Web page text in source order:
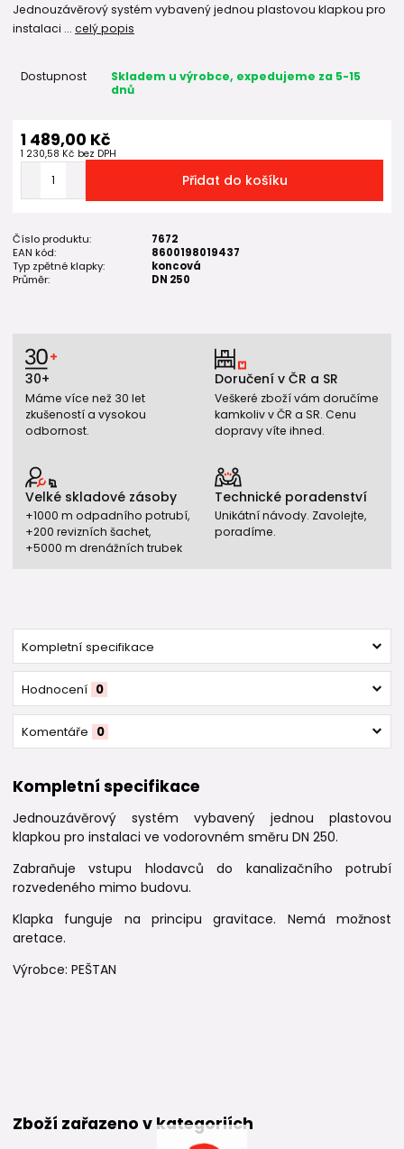
Jednouzávěrový systém vybavený jednou plastovou klapkou pro
instalaci ... celý popis
Dostupnost
Skladem u výrobce, expedujeme za 5-15
dnů
1 489,00 Kč
1 230,58 Kč bez DPH
Přidat do košíku
Číslo produktu:
7672
EAN kód:
8600198019437
Typ zpětné klapky:
koncová
Průměr:
DN 250
30+
Máme více než 30 let
zkušeností a vysokou
odbornost.
Doručení v ČR a SR
Veškeré zboží vám doručíme
kamkoliv v ČR a SR. Cenu
dopravy víte ihned.
Velké skladové zásoby
+1000 m odpadního potrubí,
+200 revizních šachet,
+5000 m drenážních trubek
Technické poradenství
Unikátní návody. Zavolejte,
poradíme.
Kompletní specifikace
Hodnocení 0
Komentáře 0
Kompletní specifikace
Jednouzávěrový systém vybavený jednou plastovou
klapkou pro instalaci ve vodorovném směru DN 250.
Zabraňuje vstupu hlodavců do kanalizačního potrubí
rozvedeného mimo budovu.
Klapka funguje na principu gravitace. Nemá možnost
aretace.
Výrobce: PEŠTAN
Zboží zařazeno v kategoriích